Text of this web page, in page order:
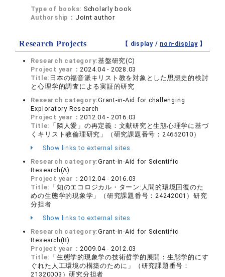
Type of books: Scholarly book
Authorship： Joint author
Research Projects 【 display / non-display】
Research category:基盤研究(C)
Project year：2024.04 - 2028.03
Title: 日本の福音派キリスト教を対象とした思想史的検討
と心理学的調査による実証的研究
Research category:Grant-in-Aid for challenging
Exploratory Research
Project year：2012.04 - 2016.03
Title: 「隣人愛」の再定義：文献研究と生態心理学に基づ
くキリスト教倫理研究」（研究課題番号：24652010）
Show links to external sites
Research category:Grant-in-Aid for Scientific
Research(A)
Project year：2012.04 - 2016.03
Title: 「知のエコロジカル・ターン:人間的環境回復のた
めの生態学的現象学」（研究課題番号：24242001）研究
分担者
Show links to external sites
Research category:Grant-in-Aid for Scientific
Research(B)
Project year：2009.04 - 2012.03
Title: 「生態学的現象学の技術哲学的展開：生態学的にす
ぐれた人工環境の構築のために」（研究課題番号：
21320003）研究分担者